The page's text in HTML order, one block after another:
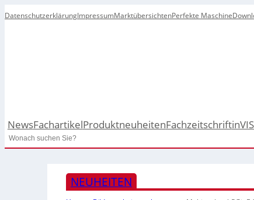
DatenschutzerklärungImpressumMarktübersichtenPerfekte Maschine
NewsFachartikelProduktneuheitenFachzeitschrift
Search
NEUHEITEN